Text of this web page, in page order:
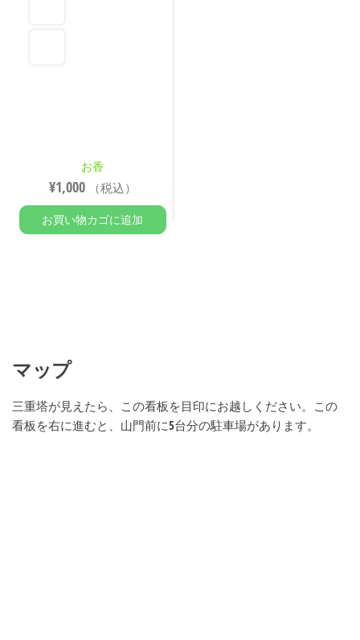
お香
¥1,000 （税込）
お買い物カゴに追加
マップ
三重塔が見えたら、この看板を目印にお越しください。この
看板を右に進むと、山門前に5台分の駐車場があります。